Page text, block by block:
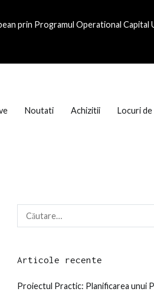
prin Programul Operational Capital
Noutati Achizitii Locuri de
Caută
după:
Articole recente
Proiectul Practic: Planificarea unui